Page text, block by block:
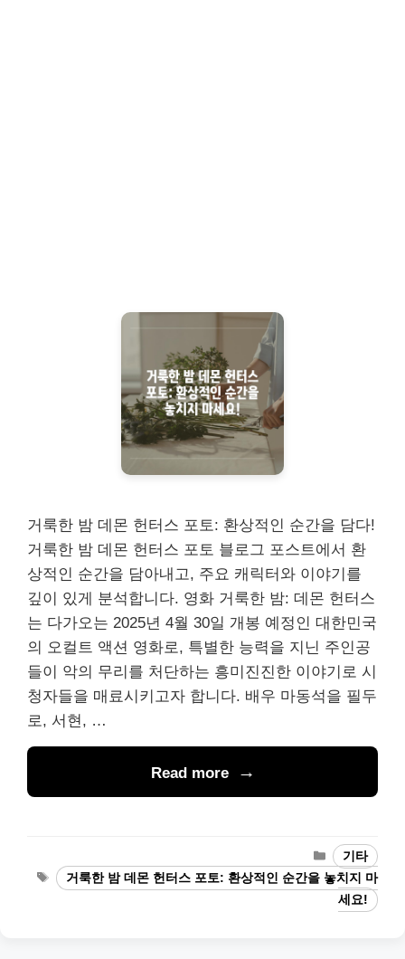
거룩한 밤 데몬 헌터스 포토: 환상적인 순간을 담다!
거룩한 밤 데몬 헌터스 포토 블로그 포스트에서 환
상적인 순간을 담아내고, 주요 캐릭터와 이야기를
깊이 있게 분석합니다. 영화 거룩한 밤: 데몬 헌터스
는 다가오는 2025년 4월 30일 개봉 예정인 대한민국
의 오컬트 액션 영화로, 특별한 능력을 지닌 주인공
들이 악의 무리를 처단하는 흥미진진한 이야기로 시
청자들을 매료시키고자 합니다. 배우 마동석을 필두
로, 서현, …
Read more
Categories
기타
Tags거룩한 밤 데몬 헌터스 포토: 환상적인 순간을 놓치지 마
세요!